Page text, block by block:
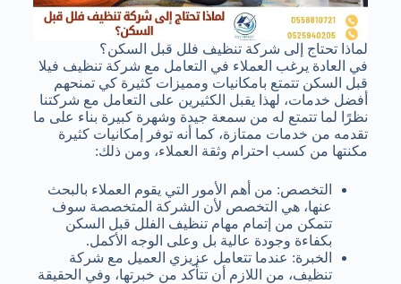
لماذا تحتاج إلى شركة تنظيف فلل قبل السكن؟
في العادة يرغب العملاء في التعامل مع شركة تنظيف فيلا
قبل السكن تتمتع بامكانيات ومميزات كثيرة كي تمنحهم
أفضل خدمات، لهذا يقبل الكثيرين على التعامل مع شركتنا
نظرًا لما تتمتع له من سمعة جيدة وشهرة كبيرة بناء على ما
تقدمه من خدمات ممتازة، كما أنه توفر إمكانيات كثيرة
مكنتها من كسب احترام وثقة العملاء، ومن ذلك:
التخصص: من أهم الأمور التي يقوم العملاء بالبحث
عنها، هي التخصص لأن الشركة المتخصصة سوف
تتمكن من إتمام مهام تنظيف الفلل قبل السكن
بكفاءة وجودة عالية بل وعلى الوجه الأكمل.
الخبرة: عندما تتعامل عزيزي العميل مع شركة
تنظيف، من اللازم أن تتأكد من خبرتها، وفي الحقيقة